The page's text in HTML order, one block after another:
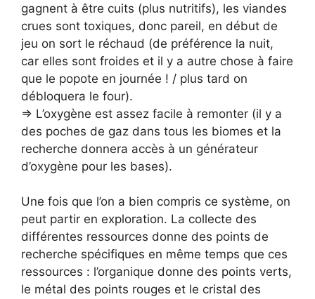
gagnent à être cuits (plus nutritifs), les viandes
crues sont toxiques, donc pareil, en début de
jeu on sort le réchaud (de préférence la nuit,
car elles sont froides et il y a autre chose à faire
que le popote en journée ! / plus tard on
débloquera le four).
=> L’oxygène est assez facile à remonter (il y a
des poches de gaz dans tous les biomes et la
recherche donnera accès à un générateur
d’oxygène pour les bases).
Une fois que l’on a bien compris ce système, on
peut partir en exploration. La collecte des
différentes ressources donne des points de
recherche spécifiques en même temps que ces
ressources : l’organique donne des points verts,
le métal des points rouges et le cristal des